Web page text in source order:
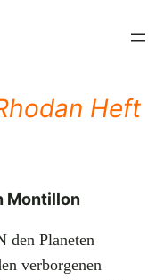
Heft
Montillon
den Planeten
verborgenen